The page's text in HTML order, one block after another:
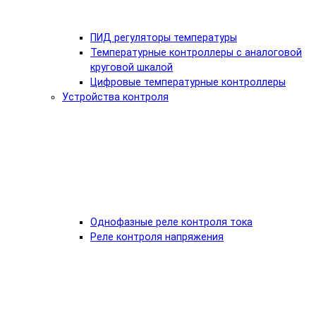
ПИД регуляторы температуры
Температурные контроллеры с аналоговой
круговой шкалой
Цифровые температурные контроллеры
Устройства контроля
Однофазные реле контроля тока
Реле контроля напряжения